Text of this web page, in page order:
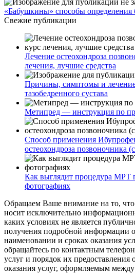
«Бабушкины» способы определения
Свежие публикации
Лечение остеохондроза
лечения, лучшие средства
Причины, симптомы и лечение
тазобедренного сустава
Метипред — инструкция по
Способ применения
остеохондроза позвоночника
Как выглядит процедура МРТ
фотографиях
Обращаем Ваше внимание на то,
носит исключительно
каких условиях не является
получения подробной информации
наименовании и сроках оказания
обращайтесь по контактным
услуг и порядок их предоставления
оказания услуг, оформляемым